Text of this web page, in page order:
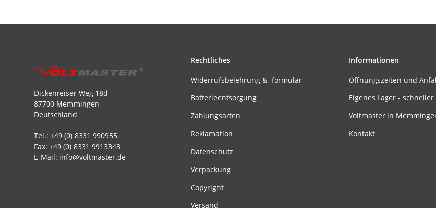
Dickenreiser Weg 18d
87700 Memmingen
Deutschland
Tel.: +49 (0) 8331 990955
Fax: +49 (0) 8331 9913343
E-Mail: info@voltmaster.de
Rechtliches
Widerrufsbelehrung & -formular
Batterieentsorgung
Zahlungsarten
Reklamation
Datenschutz
Verpackung
Copyright
Versand
Informationen
Öffnungszeiten und
Eigenes Lager - schneller
Voltmaster in
Kontakt